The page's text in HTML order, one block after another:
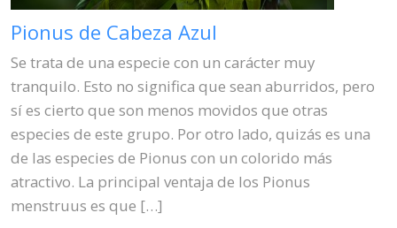
Pionus de Cabeza Azul
Se trata de una especie con un carácter muy
tranquilo. Esto no significa que sean aburridos, pero
sí es cierto que son menos movidos que otras
especies de este grupo. Por otro lado, quizás es una
de las especies de Pionus con un colorido más
atractivo. La principal ventaja de los Pionus
menstruus es que […]